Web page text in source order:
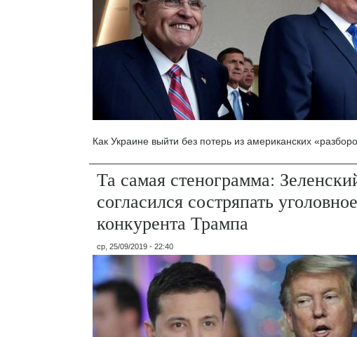
Как Украине выйти без потерь из американских
Та самая стенограмма:
согласился состряпать
конкурента Трампа
ср, 25/09/2019 - 22:40